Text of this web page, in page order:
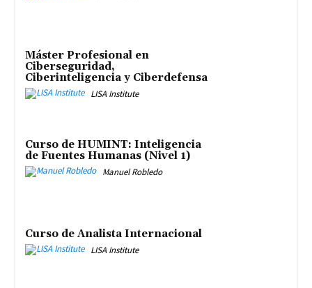
Máster Profesional en
Ciberseguridad,
Ciberinteligencia y Ciberdefensa
LISA Institute
Curso de HUMINT: Inteligencia
de Fuentes Humanas (Nivel 1)
Manuel Robledo
Curso de Analista Internacional
LISA Institute